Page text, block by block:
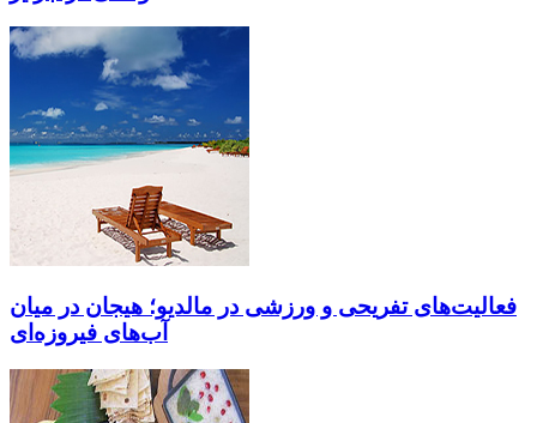
فعالیت‌های تفریحی و ورزشی در مالدیو؛ هیجان در میان
آب‌های فیروزه‌ای